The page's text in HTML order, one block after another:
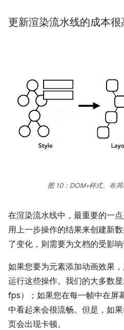
更新渲染流水线的成本很
图 10：DOM+样式、布
在渲染流水线中，最重要的一
用上一步操作的结果来创建新
了变化，则需要为文档的受影
如果您要为元素添加动画效果
运行这些操作。我们的大多数
fps）；如果您在每一帧中在屏
中看起来会很流畅。但是，如
页会出现卡顿。